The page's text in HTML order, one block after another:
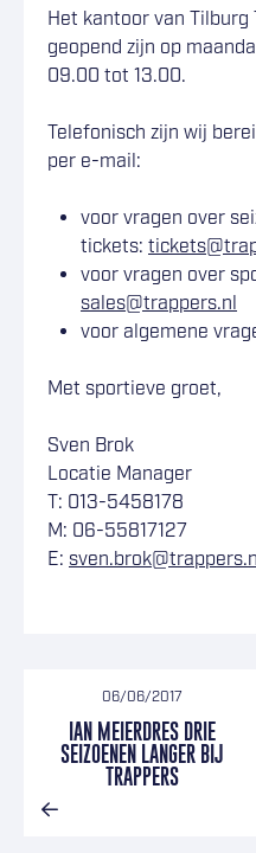
Het kantoor van
geopend zijn op
09.00 tot 13.00.
Telefonisch zijn wij
per e-mail:
voor vragen over
tickets:
voor vragen over
sales@trappers.nl
voor algemene
Met sportieve groet,
Sven Brok
Locatie Manager
T: 013-5458178
M: 06-55817127
E:
06/06/2017
IAN MEIERDRES DRIE
SEIZOENEN LANGER BIJ
TRAPPERS